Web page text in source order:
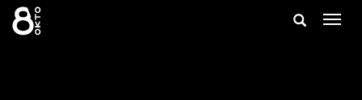
Zum
Inhalt
springen
Suche